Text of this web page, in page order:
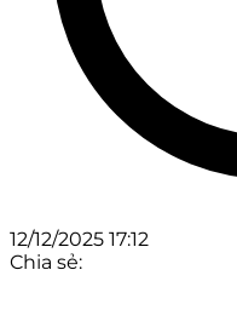
12/12/2025 17:12
Chia sẻ: